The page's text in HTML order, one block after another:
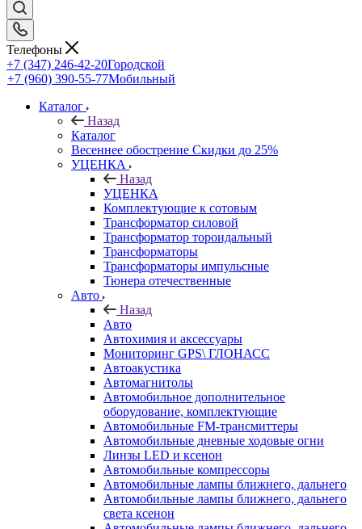
Телефоны
+7 (347) 246-42-20Городской
+7 (960) 390-55-77Мобильный
Каталог
Назад
Каталог
Весеннее обострение Скидки до 25%
УЦЕНКА
Назад
УЦЕНКА
Комплектующие к сотовым
Трансформатор силовой
Трансформатор тороидальный
Трансформаторы
Трансформаторы импульсные
Тюнера отечественные
Авто
Назад
Авто
Автохимия и аксессуары
Мониторинг GPS\ ГЛОНАСС
Автоакустика
Автомагнитолы
Автомобильное дополнительное
оборудование, комплектующие
Автомобильные FM-трансмиттеры
Автомобильные дневные ходовые огни
Линзы LED и ксенон
Автомобильные компрессоры
Автомобильные лампы ближнего, дальнего
Автомобильные лампы ближнего, дальнего
света ксенон